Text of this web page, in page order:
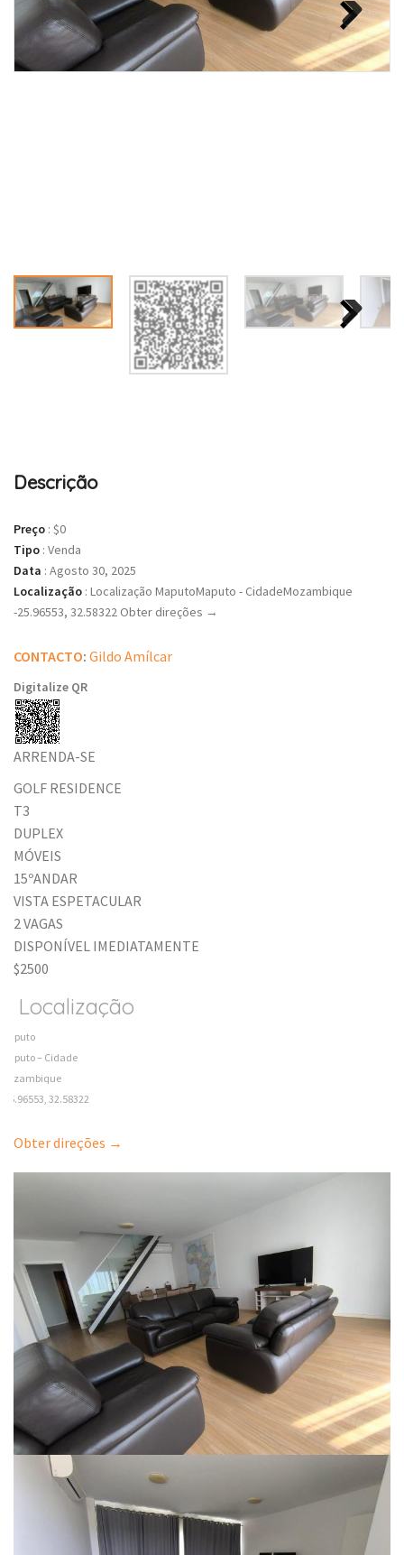
Descrição
Preço : $0
Tipo : Venda
Data : Agosto 30, 2025
Localização : Localização MaputoMaputo - CidadeMozambique
-25.96553, 32.58322 Obter direções →
CONTACTO: Gildo Amílcar
Digitalize QR
ARRENDA-SE
GOLF RESIDENCE
T3
DUPLEX
MÓVEIS
15ºANDAR
VISTA ESPETACULAR
2 VAGAS
DISPONÍVEL IMEDIATAMENTE
$2500
Localização
Maputo
Maputo – Cidade
Mozambique
-25.96553, 32.58322
Obter direções →